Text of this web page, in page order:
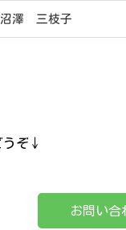
澤 三枝子
うぞ↓
お問い合